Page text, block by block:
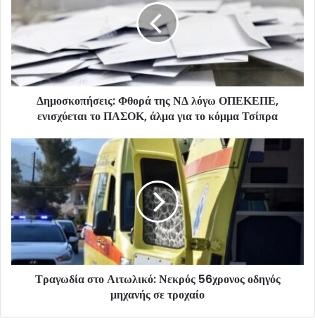
Δημοσκοπήσεις: Φθορά της ΝΔ λόγω ΟΠΕΚΕΠΕ,
ενισχύεται το ΠΑΣΟΚ, άλμα για το κόμμα Τσίπρα
Τραγωδία στο Αιτωλικό: Νεκρός 56χρονος οδηγός
μηχανής σε τροχαίο